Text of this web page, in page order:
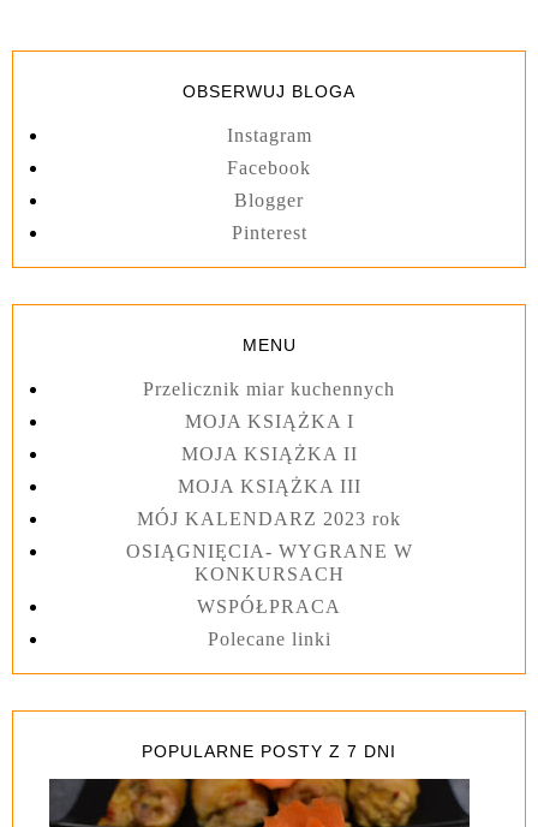
OBSERWUJ BLOGA
Instagram
Facebook
Blogger
Pinterest
MENU
Przelicznik miar kuchennych
MOJA KSIĄŻKA I
MOJA KSIĄŻKA II
MOJA KSIĄŻKA III
MÓJ KALENDARZ 2023 rok
OSIĄGNIĘCIA- WYGRANE W
KONKURSACH
WSPÓŁPRACA
Polecane linki
POPULARNE POSTY Z 7 DNI